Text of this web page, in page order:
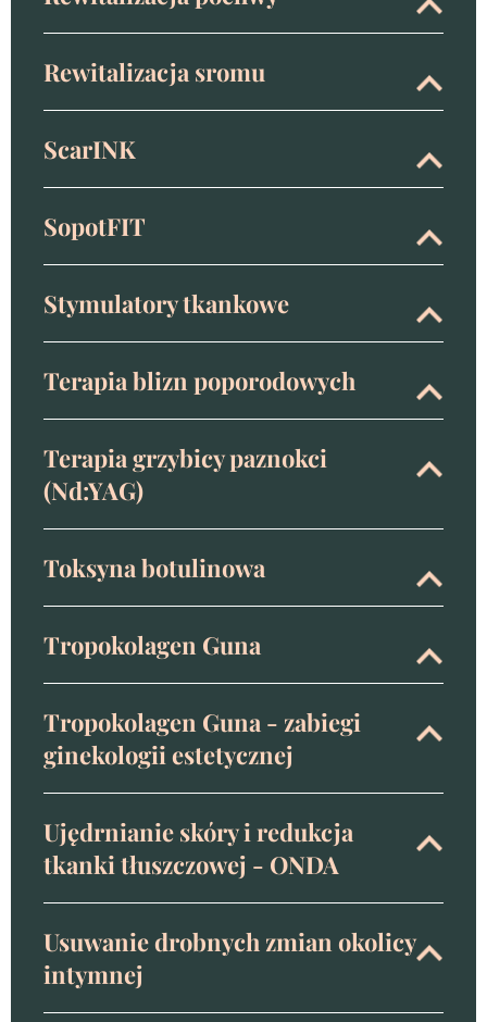
Rewitalizacja sromu
ScarINK
SopotFIT
Stymulatory tkankowe
Terapia blizn poporodowych
Terapia grzybicy paznokci
(Nd:YAG)
Toksyna botulinowa
Tropokolagen Guna
Tropokolagen Guna - zabiegi
ginekologii estetycznej
Ujędrnianie skóry i redukcja
tkanki tłuszczowej - ONDA
Usuwanie drobnych zmian okolicy
intymnej